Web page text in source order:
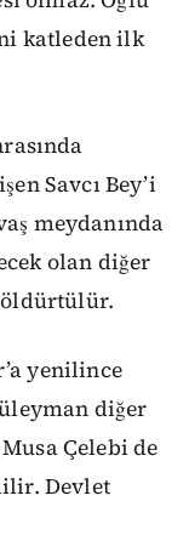
katleden ilk
Savcı Bey’i
meydanında
olan diğer
öldürtülür.
yenilince
diğer
Çelebi de
Devlet